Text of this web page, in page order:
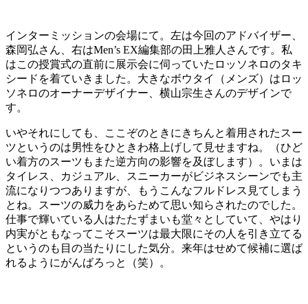
インターミッションの会場にて。左は今回のアドバイザー、
森岡弘さん、右はMen’s EX編集部の田上雅人さんです。私
はこの授賞式の直前に展示会に伺っていたロッソネロのタキ
シードを着ていきました。大きなボウタイ（メンズ）はロッ
ソネロのオーナーデザイナー、横山宗生さんのデザインで
す。
いやそれにしても、ここぞのときにきちんと着用されたスー
ツというのは男性をひときわ格上げして見せますね。（ひど
い着方のスーツもまた逆方向の影響を及ぼします）。いまは
タイレス、カジュアル、スニーカーがビジネスシーンでも主
流になりつつありますが、もうこんなフルドレス見てしまう
とね。スーツの威力をあらためて思い知らされたのでした。
仕事で輝いている人はたたずまいも堂々としていて、やはり
内実がともなってこそスーツは最大限にその人を引き立てる
というのも目の当たりにした気分。来年はせめて候補に選ば
れるようにがんばろっと（笑）。